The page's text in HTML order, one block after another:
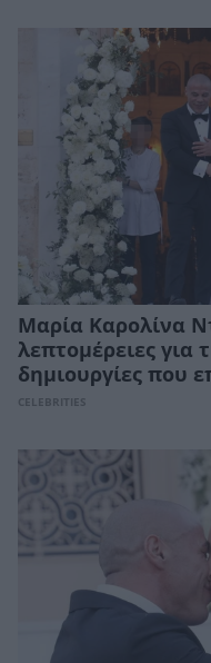
Μαρία Καρολίνα
λεπτομέρειες για
δημιουργίες που
CELEBRITIES